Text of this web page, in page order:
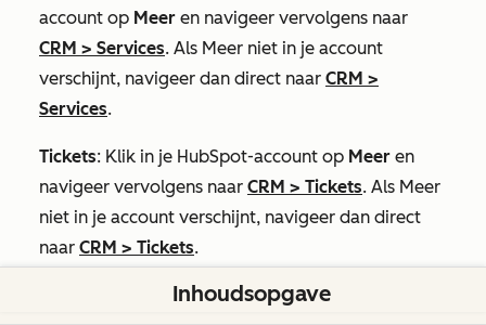
account op Meer en navigeer vervolgens naar
CRM > Services. Als Meer niet in je account
verschijnt, navigeer dan direct naar CRM >
Services.
Tickets: Klik in je HubSpot-account op Meer en
navigeer vervolgens naar CRM > Tickets. Als Meer
niet in je account verschijnt, navigeer dan direct
naar CRM > Tickets.
Vink linksboven in de tabel hetselectievakje
Inhoudsopgave